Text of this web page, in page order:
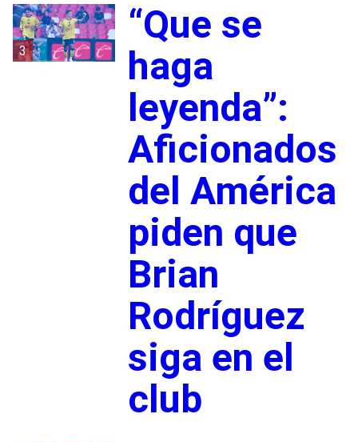
3
“Que se
haga
leyenda”:
Aficionados
del América
piden que
Brian
Rodríguez
siga en el
club